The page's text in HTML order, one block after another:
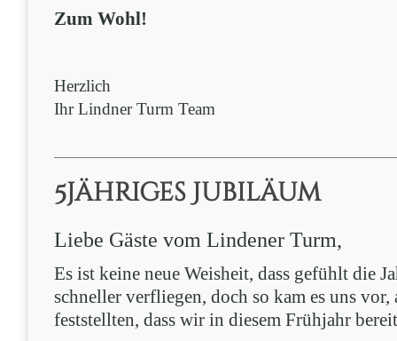
Zum Wohl!
Herzlich
Ihr Lindner Turm Team
5jähriges Jubiläum
Liebe Gäste vom Lindener Turm,
Es ist keine neue Weisheit, dass gefühlt die
schneller verfliegen, doch so kam es uns vor,
feststellten, dass wir in diesem Frühjahr